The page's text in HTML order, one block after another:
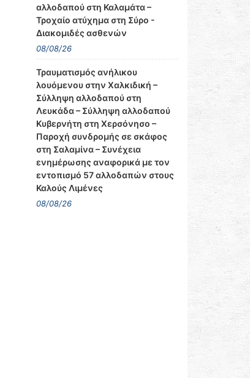
αλλοδαπού στη Καλαμάτα –
Τροχαίο ατύχημα στη Σύρο -
Διακομιδές ασθενών
08/08/26
Τραυματισμός ανήλικου
λουόμενου στην Χαλκιδική –
Σύλληψη αλλοδαπού στη
Λευκάδα – Σύλληψη αλλοδαπού
Κυβερνήτη στη Χερσόνησο –
Παροχή συνδρομής σε σκάφος
στη Σαλαμίνα – Συνέχεια
ενημέρωσης αναφορικά με τον
εντοπισμό 57 αλλοδαπών στους
Καλούς Λιμένες
08/08/26